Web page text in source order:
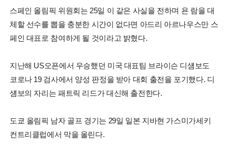
스페인 올림픽 위원회는 25일 이 같은 사실을 전하며 욘 람을 대
체할 선수를 뽑을 충분한 시간이 없다면 아드리 아르나우스만 스
페인 대표로 참여하게 될 것이라고 밝혔다.
지난해 US오픈에서 우승했던 미국 대표팀 브라이슨 디섐보도
코로나 19 검사에서 양성 판정을 받아 대회 출전을 포기했다. 디
섐보의 자리는 패트릭 리드가 대신해 출전한다.
도쿄 올림픽 남자 골프 경기는 29일 일본 지바현 가스미가세키
컨트리클럽에서 막을 올린다.